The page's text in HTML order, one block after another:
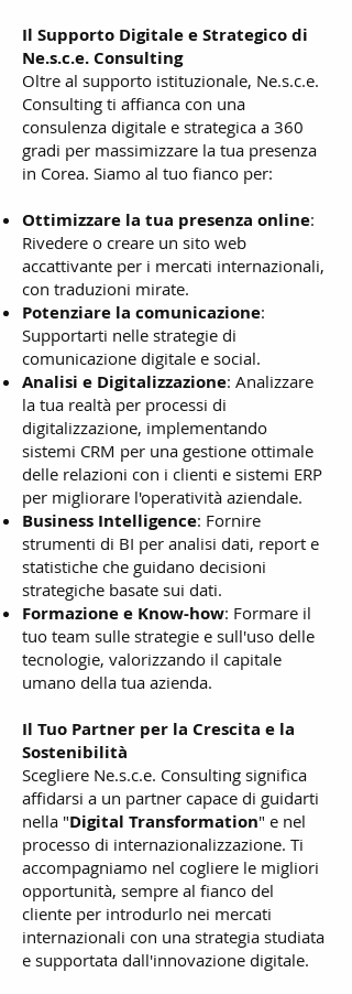
Il Supporto Digitale e Strategico di
Ne.s.c.e. Consulting
Oltre al supporto istituzionale, Ne.s.c.e.
Consulting ti affianca con una
consulenza digitale e strategica a 360
gradi per massimizzare la tua presenza
in Corea. Siamo al tuo fianco per:
Ottimizzare la tua presenza online:
Rivedere o creare un sito web
accattivante per i mercati internazionali,
con traduzioni mirate.
Potenziare la comunicazione:
Supportarti nelle strategie di
comunicazione digitale e social.
Analisi e Digitalizzazione: Analizzare
la tua realtà per processi di
digitalizzazione, implementando
sistemi CRM per una gestione ottimale
delle relazioni con i clienti e sistemi ERP
per migliorare l'operatività aziendale.
Business Intelligence: Fornire
strumenti di BI per analisi dati, report e
statistiche che guidano decisioni
strategiche basate sui dati.
Formazione e Know-how: Formare il
tuo team sulle strategie e sull'uso delle
tecnologie, valorizzando il capitale
umano della tua azienda.
Il Tuo Partner per la Crescita e la
Sostenibilità
Scegliere Ne.s.c.e. Consulting significa
affidarsi a un partner capace di guidarti
nella "Digital Transformation" e nel
processo di internazionalizzazione. Ti
accompagniamo nel cogliere le migliori
opportunità, sempre al fianco del
cliente per introdurlo nei mercati
internazionali con una strategia studiata
e supportata dall'innovazione digitale.